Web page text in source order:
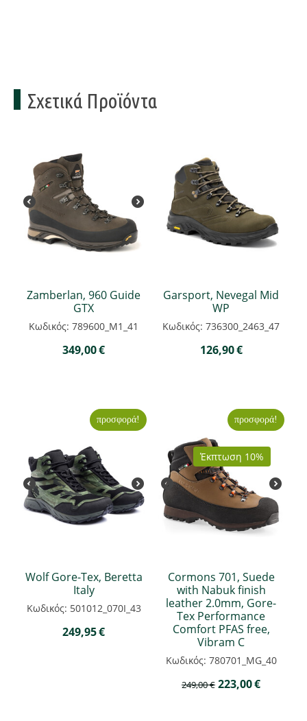
Σχετικά Προϊόντα
Zamberlan, 960 Guide
GTX
Κωδικός: 789600_M1_41
349,00€
Garsport, Nevegal Mid
WP
Κωδικός: 736300_2463_47
126,90€
προσφορά!
Wolf Gore-Tex, Beretta
Italy
Κωδικός: 501012_070I_43
249,95€
προσφορά!
Έκπτωση 10%
Cormons 701, Suede
with Nabuk finish
leather 2.0mm, Gore-
Tex Performance
Comfort PFAS free,
Vibram C
Κωδικός: 780701_MG_40
249,00€ 223,00€